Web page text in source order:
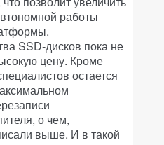
работы
SSD-дисков пока не
цену. Кроме
остается
о чем,
выше. И в такой